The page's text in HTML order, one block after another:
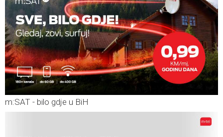
m:SAT - bilo gdje u BiH